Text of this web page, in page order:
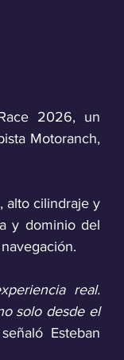
2026, un
Motoranch,
alto cilindraje y
y dominio del
real.
solo desde el
Esteban